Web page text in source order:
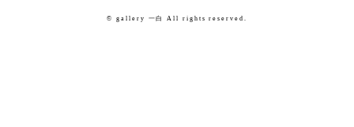
© gallery 一白 All rights reserved.